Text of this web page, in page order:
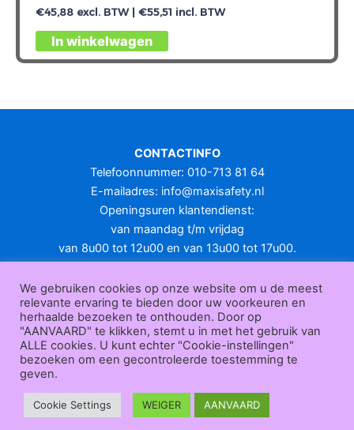
€45,88excl. BTW | €55,51 incl. BTW
In winkelwagen
Dit
product
variaties.
optie
gekozen
worden
op
productpagina
CONTACTINFO
Telefoonnummer: 010-713 81 64
E-mailadres: info@maxisafety.nl
Openingsuren klantendienst:
van maandag t/m vrijdag
van 8u00 tot 12u00 en van 13u00 tot 17u00.
KLANTENSERVICE
Over
ons|Bedrijfsgegevens| F.A.Q.|Bestelprocedure | Betaling
ending | Retourneren|Herroepingsrecht|Herroepingsfunctie
ederverkoop|Bedrukken|Contact
Algemene voorwaarden
Maxisafety.nl © 2026
We gebruiken cookies op onze website om u de meest
relevante ervaring te bieden door uw voorkeuren en
herhaalde bezoeken te onthouden. Door op
"AANVAARD" te klikken, stemt u in met het gebruik van
ALLE cookies. U kunt echter "Cookie-instellingen"
bezoeken om een gecontroleerde toestemming te
geven.
Cookie Settings WEIGER AANVAARD